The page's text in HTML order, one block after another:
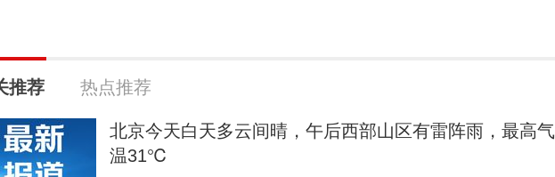
推荐 热点推荐
北京今天白天多云间晴，午后西部山区有雷阵雨，最高气
温31℃